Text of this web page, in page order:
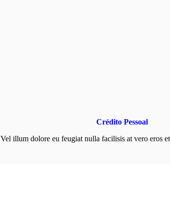
Crédito Pessoal
Vel illum dolore eu feugiat nulla facilisis at vero eros